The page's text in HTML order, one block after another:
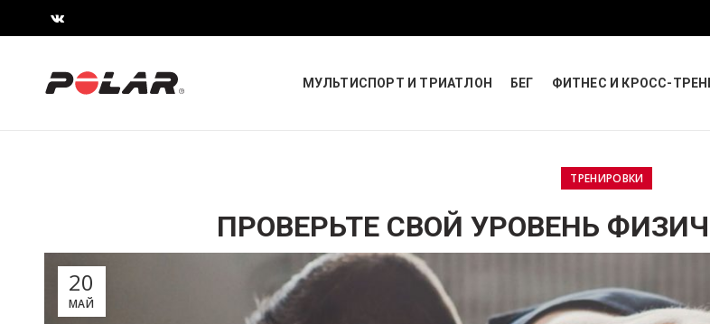
МУЛЬТИСПОРТ И ТРИАТЛОН БЕГ ФИТНЕС И КРОСС-
ТРЕНИРОВКИ
ПРОВЕРЬТЕ СВОЙ УРОВЕНЬ
20
МАЙ